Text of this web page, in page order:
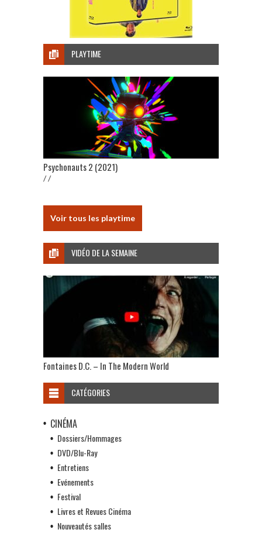
PLAYTIME
Psychonauts 2 (2021)
/ /
Voir tous les playtime
VIDÉO DE LA SEMAINE
Fontaines D.C. – In The Modern World
CATÉGORIES
CINÉMA
Dossiers/Hommages
DVD/Blu-Ray
Entretiens
Evénements
Festival
Livres et Revues Cinéma
Nouveautés salles